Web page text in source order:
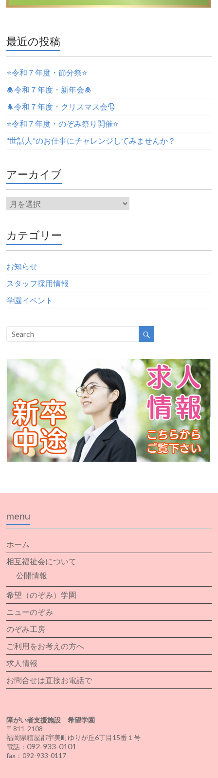
最近の投稿
⭐️令和７年度・節分祭⭐️
🎍令和７年度・新年会🎍
🌲令和７年度・クリスマス会🎅
⭐️令和７年度・のぞみ祭り開催⭐️
“世話人”のお仕事にチャレンジしてみませんか？
アーカイブ
カテゴリー
お知らせ
スタッフ採用情報
学園イベント
menu
ホーム
相互福祉会について
公開情報
希望（のぞみ）学園
ニューのぞみ
のぞみ工房
ご利用をお考えの方へ
求人情報
お問合せは直接お電話で
障がい者支援施設 希望学園
〒811-2108
福岡県糟屋郡宇美町ゆりが丘6丁目15番１号
電話： 092-933-0101
fax：092-933-0117